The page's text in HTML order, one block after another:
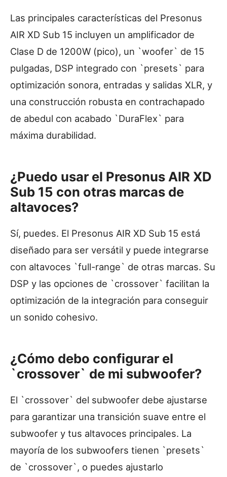
Las principales características del Presonus
AIR XD Sub 15 incluyen un amplificador de
Clase D de 1200W (pico), un `woofer` de 15
pulgadas, DSP integrado con `presets` para
optimización sonora, entradas y salidas XLR, y
una construcción robusta en contrachapado
de abedul con acabado `DuraFlex` para
máxima durabilidad.
¿Puedo usar el Presonus AIR XD
Sub 15 con otras marcas de
altavoces?
Sí, puedes. El Presonus AIR XD Sub 15 está
diseñado para ser versátil y puede integrarse
con altavoces `full-range` de otras marcas. Su
DSP y las opciones de `crossover` facilitan la
optimización de la integración para conseguir
un sonido cohesivo.
¿Cómo debo configurar el
`crossover` de mi subwoofer?
El `crossover` del subwoofer debe ajustarse
para garantizar una transición suave entre el
subwoofer y tus altavoces principales. La
mayoría de los subwoofers tienen `presets`
de `crossover`, o puedes ajustarlo